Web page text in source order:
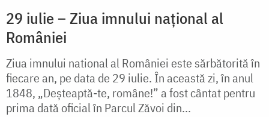
29 iulie – Ziua imnului național al
României
Ziua imnului national al României este sărbătorită în
fiecare an, pe data de 29 iulie. În această zi, în anul
1848, „Deşteaptă-te, române!” a fost cântat pentru
prima dată oficial în Parcul Zăvoi din...